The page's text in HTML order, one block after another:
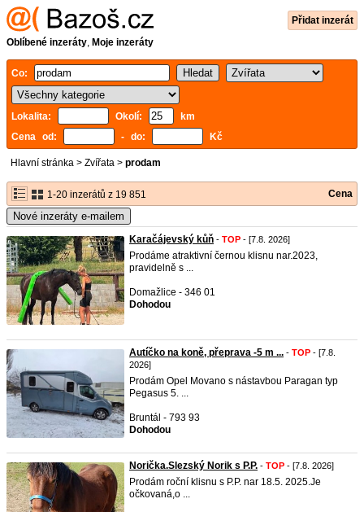
Přidat inzerát
Oblíbené inzeráty, Moje inzeráty
Co:
Lokalita: Okolí:
km
Cena od:
- do: Kč
Hlavní stránka > Zvířata > prodam
1-20 inzerátů z 19 851 Cena
Nové inzeráty e-mailem
Karačájevský kůň - TOP - [7.8. 2026]
Prodáme atraktivní černou klisnu nar.2023,
pravidelně s ...
Domažlice - 346 01
Dohodou
Autíčko na koně, přeprava -5 m ... - TOP - [7.8.
2026]
Prodám Opel Movano s nástavbou Paragan typ
Pegasus 5. ...
Bruntál - 793 93
Dohodou
Norička.Slezský Norik s P.P. - TOP - [7.8. 2026]
Prodám roční klisnu s P.P. nar 18.5. 2025.Je
očkovaná,o ...